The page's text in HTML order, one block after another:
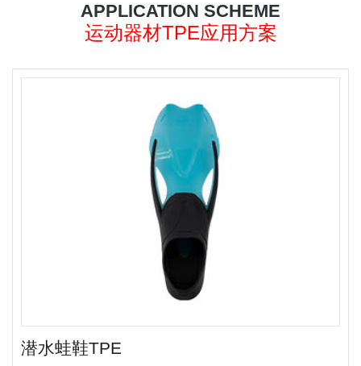
APPLICATION SCHEME
运动器材TPE应用方案
潜水蛙鞋TPE